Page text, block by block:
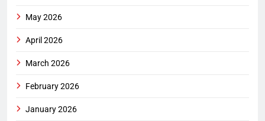
May 2026
April 2026
March 2026
February 2026
January 2026